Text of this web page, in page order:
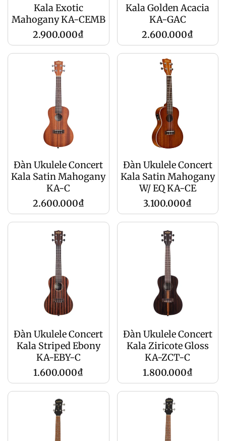
Kala Exotic
Mahogany KA-CEMB
Regular
price
2.900.000₫
Kala Golden Acacia
KA-GAC
Regular
price
2.600.000₫
Đàn Ukulele Concert
Kala Satin Mahogany
KA-C
Regular
2.600.000₫
Đàn Ukulele Concert
Kala Satin Mahogany
W/ EQ KA-CE
Regular
3.100.000₫
Đàn Ukulele Concert
Kala Striped Ebony
KA-EBY-C
Regular
price
1.600.000₫
Đàn Ukulele Concert
Kala Ziricote Gloss
KA-ZCT-C
Regular
price
1.800.000₫